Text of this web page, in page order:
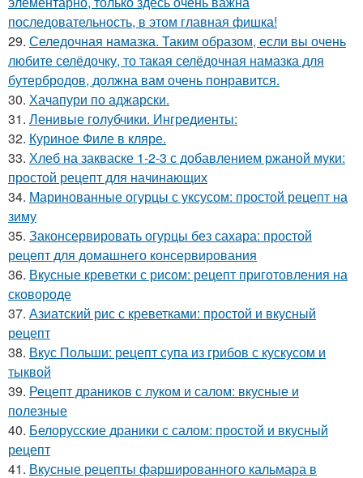
последовательность, в этом главная фишка!
29. Селедочная намазка. Таким образом, если вы очень
любите селёдочку, то такая селёдочная намазка для
бутербродов, должна вам очень понравится.
30. Хачапури по аджарски.
31. Ленивые голубчики. Ингредиенты:
32. Куриное Филе в кляре.
33. Хлеб на закваске 1-2-3 с добавлением ржаной муки:
простой рецепт для начинающих
34. Маринованные огурцы с уксусом: простой рецепт на
зиму
35. Законсервировать огурцы без сахара: простой
рецепт для домашнего консервирования
36. Вкусные креветки с рисом: рецепт приготовления на
сковороде
37. Азиатский рис с креветками: простой и вкусный
рецепт
38. Вкус Польши: рецепт супа из грибов с кускусом и
тыквой
39. Рецепт драников с луком и салом: вкусные и
полезные
40. Белорусские драники с салом: простой и вкусный
рецепт
41. Вкусные рецепты фаршированного кальмара в